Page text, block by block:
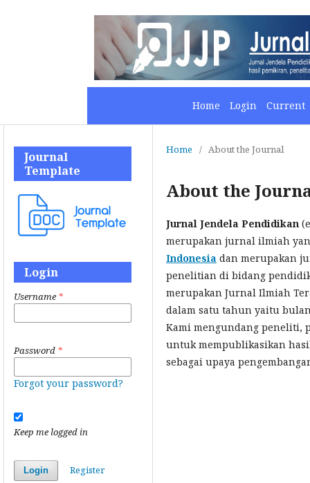
Home Login Current
Journal
Template
Login
Username *
Password *
Forgot your password?
Keep me logged in
Login Register
Home / About the Journal
About the
Jurnal Jendela Pendidikan
merupakan jurnal ilmiah
Indonesia dan merupakan
penelitian di bidang
merupakan Jurnal Ilmiah
dalam satu tahun yaitu
Kami mengundang peneliti,
untuk mempublikasikan
sebagai upaya